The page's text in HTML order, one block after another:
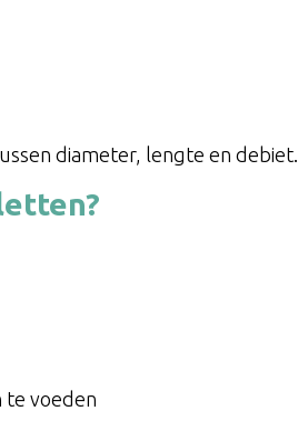
diameter, lengte en debiet.
te voeden